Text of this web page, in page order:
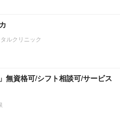
ルクリニック
無資格可/シフト相談可/サービス